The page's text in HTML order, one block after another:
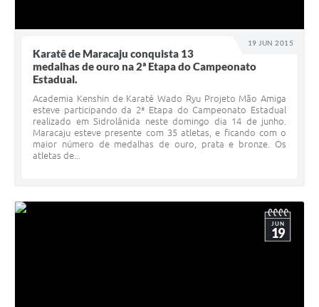
19 JUN 2015
Karatê de Maracaju conquista 13
medalhas de ouro na 2ª Etapa do Campeonato
Estadual.
Academia Kenshin de Karatê Wado Ryu Projeto Mão Amiga
esteve participando da 2ª Etapa do Campeonato Estadual
realizado em Sidrolânida neste domingo dia 14 de junho.
Maracaju esteve presente com 35 atletas, e ficando com o
maior número de medalhas de ouro, prata e bronze. Os
atletas de...
JUN
19